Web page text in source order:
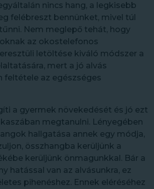
nincs hang, a legkisebb
felébreszt bennünket, mivel túl
Nem meglepő tehát, hogy
az okostelefonos
letöltése kiváló módszer a
mert a jó alvás
feltétele az egészséges
a gyermek növekedését és jó ezt
megtanulni. Lényegében
hallgatása annek egy módja,
összhangba kerüljünk a
kerüljünk önmagunkkal. Bár a
hatással van az alvásunkra, ez
pihenéshez. Ennek eléréséhez